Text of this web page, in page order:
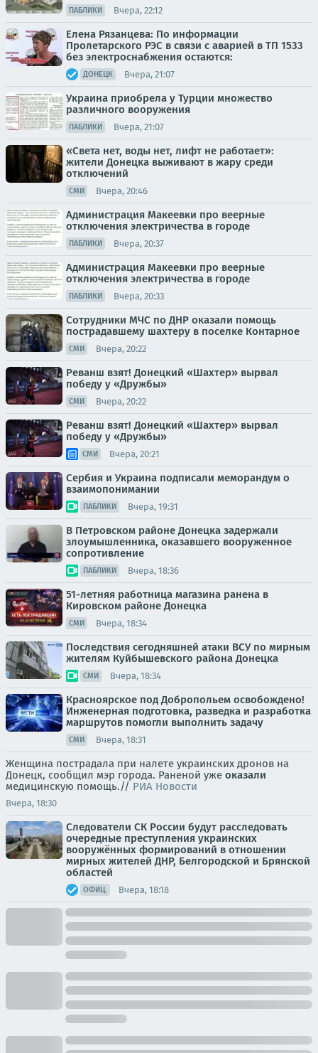
ПАБЛИКИ Вчера, 22:12
Елена Рязанцева: По информации
Пролетарского РЭС в связи с аварией в ТП 1533
без электроснабжения остаются:
ДОНЕЦК Вчера, 21:07
Украина приобрела у Турции множество
различного вооружения
ПАБЛИКИ Вчера, 21:07
«Света нет, воды нет, лифт не работает»:
жители Донецка выживают в жару среди
отключений
СМИ Вчера, 20:46
Администрация Макеевки про веерные
отключения электричества в городе
ПАБЛИКИ Вчера, 20:37
Администрация Макеевки про веерные
отключения электричества в городе
ПАБЛИКИ Вчера, 20:33
Сотрудники МЧС по ДНР оказали помощь
пострадавшему шахтеру в поселке Контарное
СМИ Вчера, 20:22
Реванш взят! Донецкий «Шахтер» вырвал
победу у «Дружбы»
СМИ Вчера, 20:22
Реванш взят! Донецкий «Шахтер» вырвал
победу у «Дружбы»
СМИ Вчера, 20:21
Сербия и Украина подписали меморандум о
взаимопонимании
ПАБЛИКИ Вчера, 19:31
В Петровском районе Донецка задержали
злоумышленника, оказавшего вооруженное
сопротивление
ПАБЛИКИ Вчера, 18:36
51-летняя работница магазина ранена в
Кировском районе Донецка
СМИ Вчера, 18:34
Последствия сегодняшней атаки ВСУ по мирным
жителям Куйбышевского района Донецка
СМИ Вчера, 18:34
Красноярское под Добропольем освобождено!
Инженерная подготовка, разведка и разработка
маршрутов помогли выполнить задачу
СМИ Вчера, 18:31
Женщина пострадала при налете украинских дронов на
Донецк, сообщил мэр города. Раненой уже оказали
медицинскую помощь.// РИА Новости
Вчера, 18:30
Следователи СК России будут расследовать
очередные преступления украинских
вооружённых формирований в отношении
мирных жителей ДНР, Белгородской и Брянской
областей
ОФИЦ. Вчера, 18:18